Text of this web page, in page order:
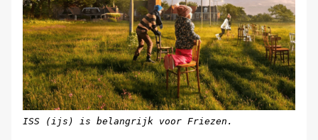
ISS (ijs) is belangrijk voor Friezen.